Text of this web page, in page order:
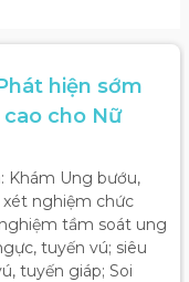
hiện sớm
cho Nữ
Khám Ung bướu,
xét nghiệm chức
tầm soát ung
tuyến vú; siêu
tuyến giáp; Soi